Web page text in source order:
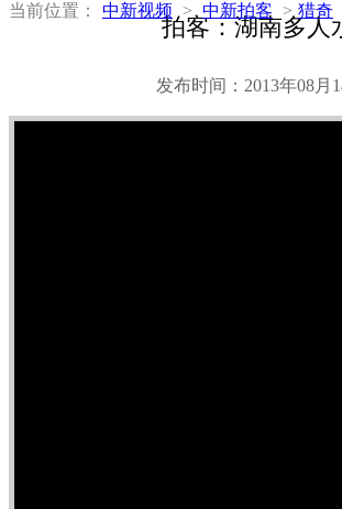
当前位置： 中新视频 > 中新拍客 > 猎奇
拍客：湖南多人
发布时间：2013年08月